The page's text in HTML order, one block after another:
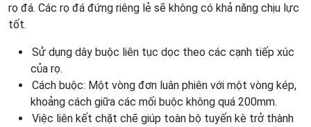
rọ đá. Các rọ đá đứng riêng lẻ sẽ không có khả năng chịu lực
tốt.
Sử dụng dây buộc liên tục dọc theo các cạnh tiếp xúc
của rọ.
Cách buộc: Một vòng đơn luân phiên với một vòng kép,
khoảng cách giữa các mối buộc không quá 200mm.
Việc liên kết chặt chẽ giúp toàn bộ tuyến kè trở thành